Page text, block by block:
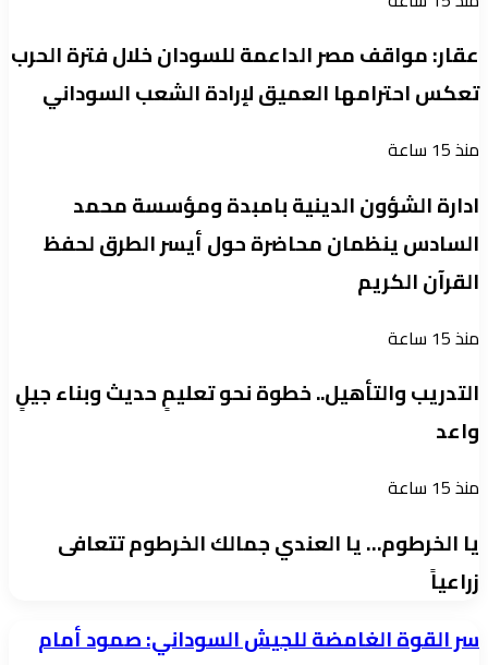
عقار: مواقف مصر الداعمة للسودان خلال فترة الحرب
تعكس احترامها العميق لإرادة الشعب السوداني
منذ 15 ساعة
ادارة الشؤون الدينية بامبدة ومؤسسة محمد
السادس ينظمان محاضرة حول أيسر الطرق لحفظ
القرآن الكريم
منذ 15 ساعة
التدريب والتأهيل.. خطوة نحو تعليمٍ حديث وبناء جيلٍ
واعد
منذ 15 ساعة
يا الخرطوم… يا العندي جمالك الخرطوم تتعافى
زراعياً
سر
سر القوة الغامضة للجيش السوداني: صمود أمام